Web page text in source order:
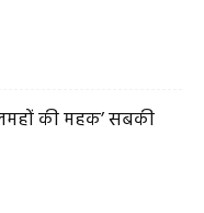
की महक’ सबकी